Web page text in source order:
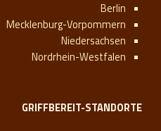
Berlin
Mecklenburg-Vorpommern
Niedersachsen
Nordrhein-Westfalen
GRIFFBEREIT-STANDORTE